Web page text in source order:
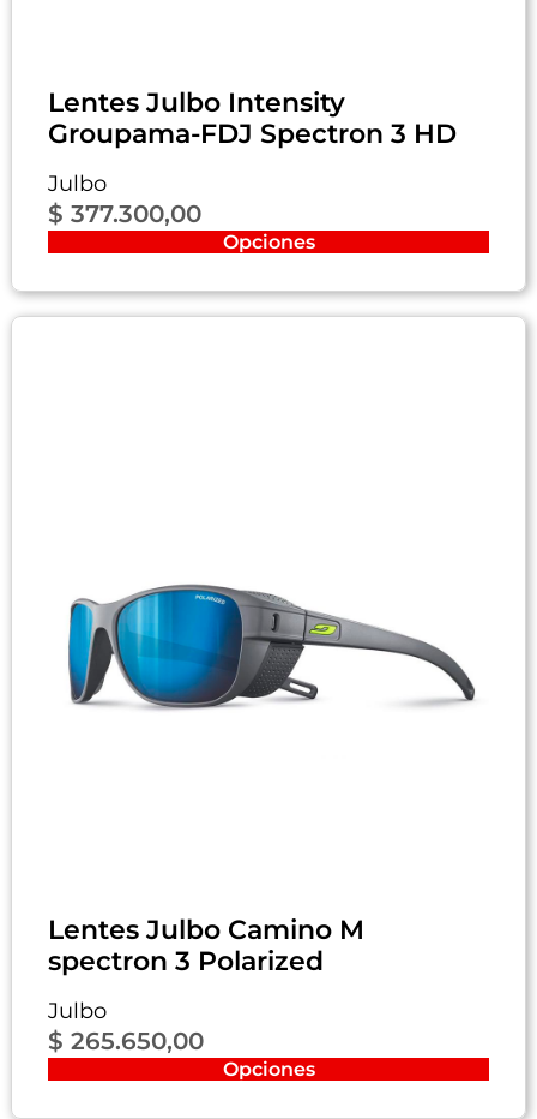
Lentes Julbo Intensity
Groupama-FDJ Spectron 3 HD
Julbo
$ 377.300,00
Opciones
Lentes Julbo Camino M
spectron 3 Polarized
Julbo
$ 265.650,00
Opciones